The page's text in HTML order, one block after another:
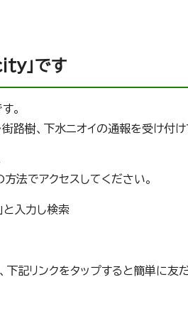
」です
。
路樹、下水ニオイの通報を受け付け
法でアクセスしてください。
と入力し検索
記リンクをタップすると簡単に友